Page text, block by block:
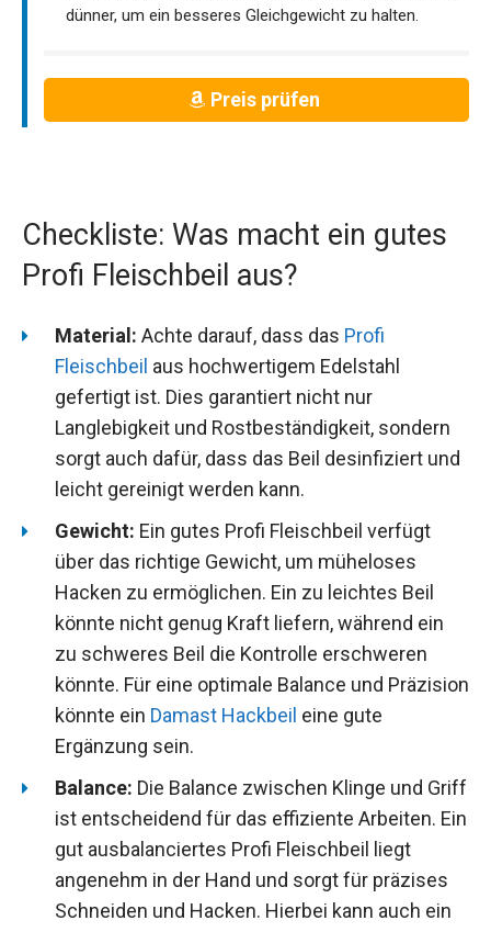
dünner, um ein besseres Gleichgewicht zu halten.
Preis prüfen
Checkliste: Was macht ein gutes
Profi Fleischbeil aus?
Material: Achte darauf, dass das Profi
Fleischbeil aus hochwertigem Edelstahl
gefertigt ist. Dies garantiert nicht nur
Langlebigkeit und Rostbeständigkeit, sondern
sorgt auch dafür, dass das Beil desinfiziert und
leicht gereinigt werden kann.
Gewicht: Ein gutes Profi Fleischbeil verfügt
über das richtige Gewicht, um müheloses
Hacken zu ermöglichen. Ein zu leichtes Beil
könnte nicht genug Kraft liefern, während ein
zu schweres Beil die Kontrolle erschweren
könnte. Für eine optimale Balance und Präzision
könnte ein Damast Hackbeil eine gute
Ergänzung sein.
Balance: Die Balance zwischen Klinge und Griff
ist entscheidend für das effiziente Arbeiten. Ein
gut ausbalanciertes Profi Fleischbeil liegt
angenehm in der Hand und sorgt für präzises
Schneiden und Hacken. Hierbei kann auch ein